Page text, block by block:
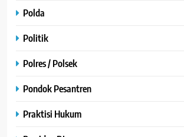
Polda
Politik
Polres / Polsek
Pondok Pesantren
Praktisi Hukum